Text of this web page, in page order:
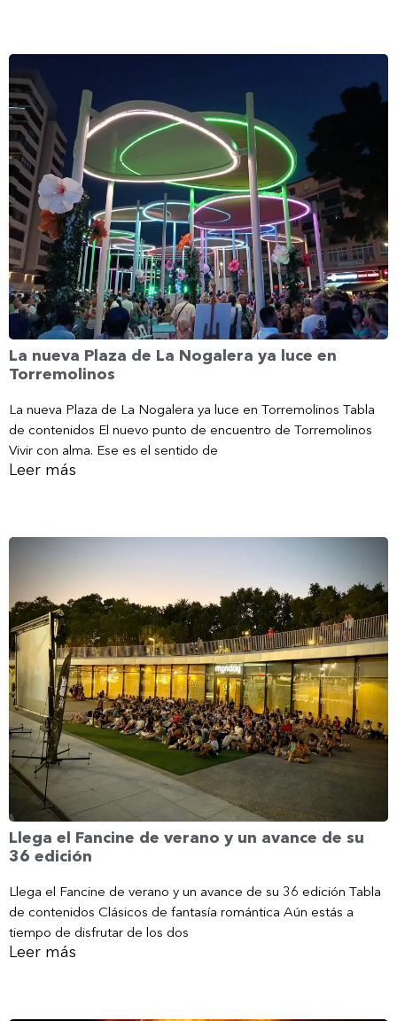
La nueva Plaza de La Nogalera ya luce en
Torremolinos
La nueva Plaza de La Nogalera ya luce en Torremolinos Tabla
de contenidos El nuevo punto de encuentro de Torremolinos
Vivir con alma. Ese es el sentido de
Leer más
Llega el Fancine de verano y un avance de su
36 edición
Llega el Fancine de verano y un avance de su 36 edición Tabla
de contenidos Clásicos de fantasía romántica Aún estás a
tiempo de disfrutar de los dos
Leer más